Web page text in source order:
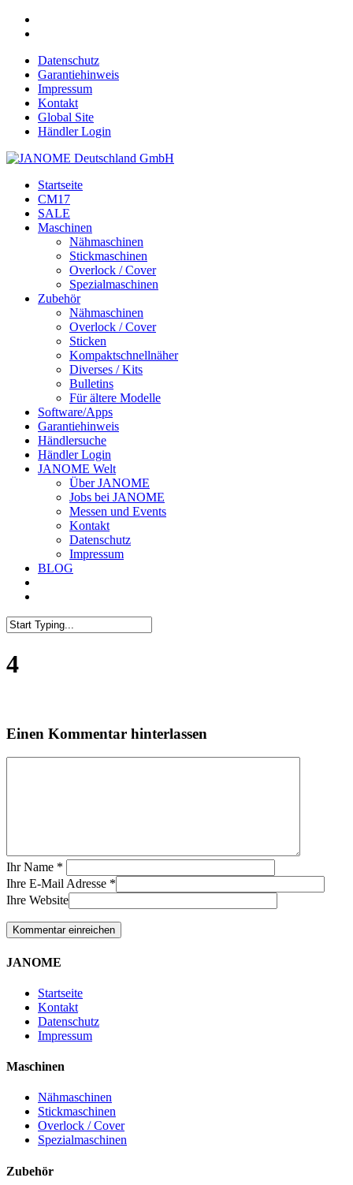
Datenschutz
Garantiehinweis
Impressum
Kontakt
Global Site
Händler Login
Startseite
CM17
SALE
Maschinen
Nähmaschinen
Stickmaschinen
Overlock / Cover
Spezialmaschinen
Zubehör
Nähmaschinen
Overlock / Cover
Sticken
Kompaktschnellnäher
Diverses / Kits
Bulletins
Für ältere Modelle
Software/Apps
Garantiehinweis
Händlersuche
Händler Login
JANOME Welt
Über JANOME
Jobs bei JANOME
Messen und Events
Kontakt
Datenschutz
Impressum
BLOG
4
Einen Kommentar hinterlassen
Ihr Name *
Ihre E-Mail Adresse *
Ihre Website
JANOME
Startseite
Kontakt
Datenschutz
Impressum
Maschinen
Nähmaschinen
Stickmaschinen
Overlock / Cover
Spezialmaschinen
Zubehör